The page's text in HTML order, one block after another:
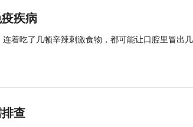
疾病
着吃了几顿辛辣刺激食物，都可能让口腔里冒出
查